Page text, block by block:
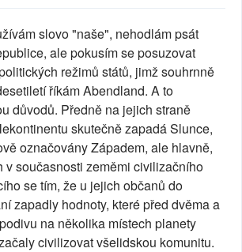
slovo "naše", nehodlám psát
ale pokusím se posuzovat
režimů států, jimž souhrnně
říkám Abendland. A to
důvodů. Předně na jejich straně
skutečně zapadá Slunce,
označovány Západem, ale hlavně,
v současnosti zeměmi civilizačního
se tím, že u jejich občanů do
zapadly hodnoty, které před dvěma a
na několika místech planety
civilizovat všelidskou komunitu.